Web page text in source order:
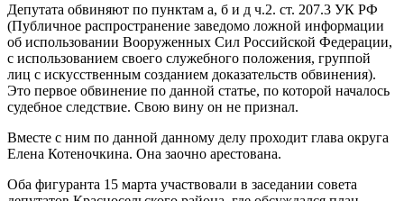
Депутата обвиняют по пунктам а, б и д ч.2. ст. 207.3 УК РФ
(Публичное распространение заведомо ложной информации
об использовании Вооруженных Сил Российской Федерации,
с использованием своего служебного положения, группой
лиц с искусственным созданием доказательств обвинения).
Это первое обвинение по данной статье, по которой началось
судебное следствие. Свою вину он не признал.
Вместе с ним по данной данному делу проходит глава округа
Елена Котеночкина. Она заочно арестована.
Оба фигуранта 15 марта участвовали в заседании совета